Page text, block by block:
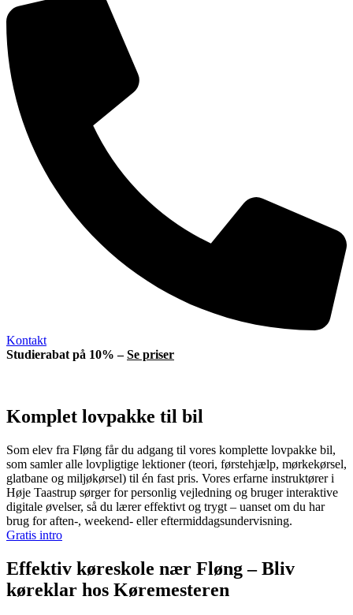
Kontakt
Studierabat på 10% –Se priser
Komplet lovpakke til bil
Som elev fra Fløng får du adgang til vores komplette lovpakke bil,
som samler alle lovpligtige lektioner (teori, førstehjælp, mørkekørsel,
glatbane og miljøkørsel) til én fast pris. Vores erfarne instruktører i
Høje Taastrup sørger for personlig vejledning og bruger interaktive
digitale øvelser, så du lærer effektivt og trygt – uanset om du har
brug for aften-, weekend- eller eftermiddagsundervisning.
Gratis intro
Effektiv køreskole nær Fløng – Bliv
køreklar hos Køremesteren